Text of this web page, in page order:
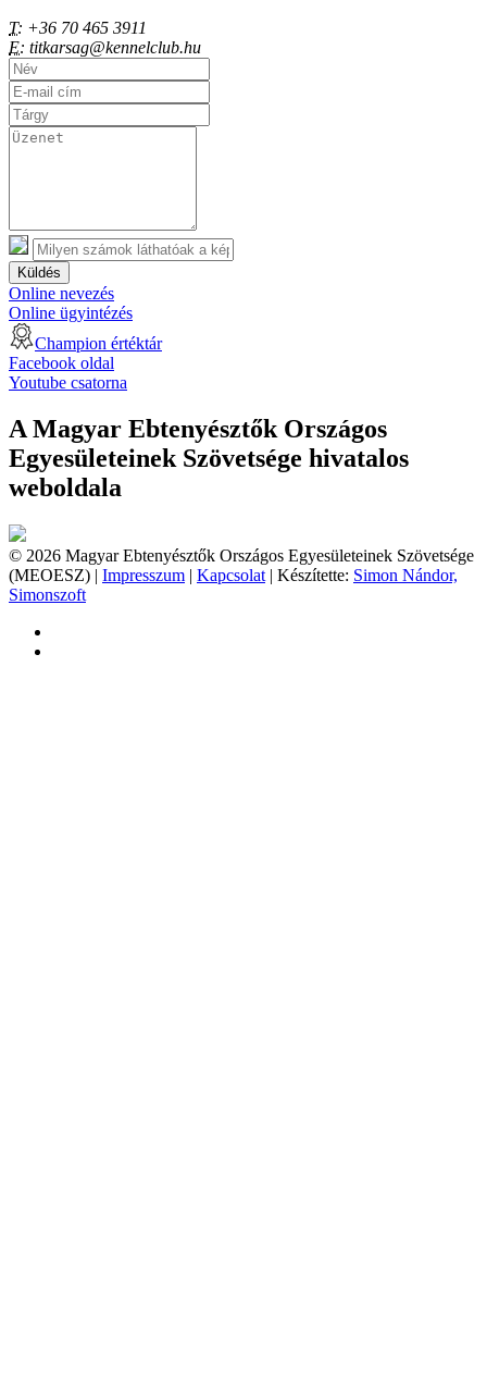
T: +36 70 465 3911
E: titkarsag@kennelclub.hu
Küldés
Online nevezés
Online ügyintézés
Champion értéktár
Facebook oldal
Youtube csatorna
A Magyar Ebtenyésztők Országos
Egyesületeinek Szövetsége hivatalos
weboldala
© 2026 Magyar Ebtenyésztők Országos Egyesületeinek Szövetsége
(MEOESZ) | Impresszum | Kapcsolat | Készítette: Simon Nándor,
Simonszoft